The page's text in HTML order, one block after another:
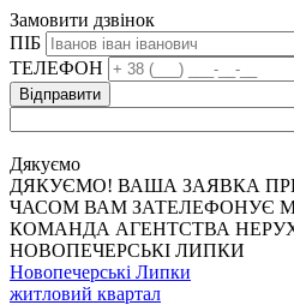
Замовити дзвінок
ПІБ
ТЕЛЕФОН
Дякуємо
ДЯКУЄМО! ВАША ЗАЯВКА
ЧАСОМ ВАМ ЗАТЕЛЕФОНУЄ
КОМАНДА АГЕНТСТВА
НОВОПЕЧЕРСЬКІ ЛИПКИ
Новопечерські Липки
житловий квартал